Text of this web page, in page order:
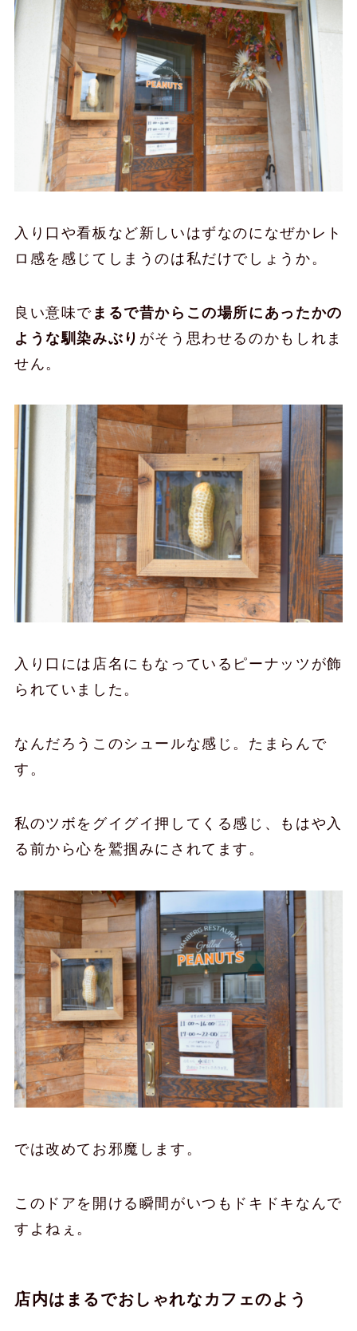
入り口や看板など新しいはずなのになぜかレト
ロ感を感じてしまうのは私だけでしょうか。
良い意味で まるで昔からこの場所にあったかの
ような馴染みぶり がそう思わせるのかもしれま
せん。
入り口には店名にもなっているピーナッツが飾
られていました。
なんだろうこのシュールな感じ。たまらんで
す。
私のツボをグイグイ押してくる感じ、もはや入
る前から心を鷲掴みにされてます。
では改めてお邪魔します。
このドアを開ける瞬間がいつもドキドキなんで
すよねぇ。
店内はまるでおしゃれなカフェのよう